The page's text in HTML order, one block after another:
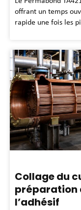
offrant un temps
rapide une fois les
Collage du
préparation
l’adhésif